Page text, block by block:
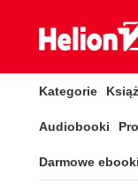
Kategorie
Audiobooki
Darmowe ebooki